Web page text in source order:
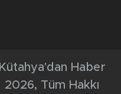
Kütahya'dan Haber
2026, Tüm Hakkı